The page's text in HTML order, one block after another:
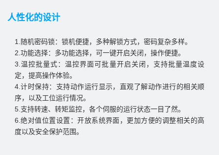
人性化的设计
1.随机密码锁：锁机便捷，多种解锁方式，密码复杂多样。
2.功能选择：多功能选择，可一键开启关闭，操作便捷。
3.温控批量式：温控界面可批量开启关闭，支持批量温度设
定，提高操作体验。
4.计时保持：支持动作运行显示，直观了解动作进行的相关顺
序，以及工位运行情况。
5.支持转速、转矩监控，各个伺服的运行状态一目了然。
6.绝对值位置设置：开放系统界面，更加方便的调整相关的高
度以及安全保护范围。